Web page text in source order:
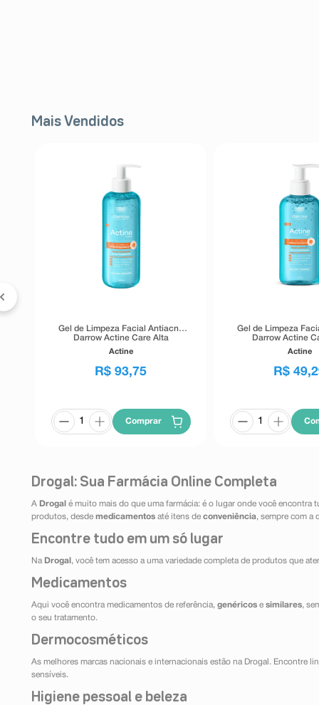
Mais Vendidos
Gel de Limpeza Facial Antiacne
Darrow Actine Care Alta
Tolerância 400g
Actine
R$ 93,75
Comprar
Gel de Limpeza
Darrow Actine
Tolerância
Actine
R$ 49,
Drogal: Sua Farmácia Online Completa
A Drogal é muito mais do que uma farmácia: é o lugar onde você encontra
produtos, desde medicamentos até itens de conveniência, sempre com a
Encontre tudo em um só lugar
Na Drogal , você tem acesso a uma variedade completa de produtos que
Medicamentos
Aqui você encontra medicamentos de referência, genéricos e similares,
o seu tratamento.
Dermocosméticos
As melhores marcas nacionais e internacionais estão na Drogal. Encontre
sensíveis.
Higiene pessoal e beleza